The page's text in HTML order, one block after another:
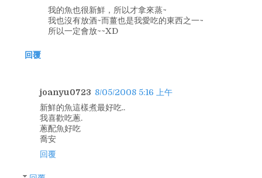
我的魚也很新鮮，所以才拿來蒸~
我也沒有放酒~而薑也是我愛吃的東西之一~
所以一定會放~~XD
回覆
joanyu0723 8/05/2008 5:16 上午
新鮮的魚這樣煮最好吃..
我喜歡吃蔥.
蔥配魚好吃
喬安
回覆